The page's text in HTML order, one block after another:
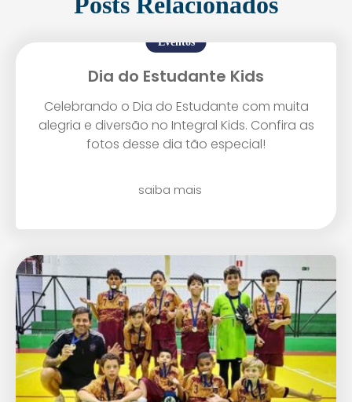
Eventos
Dia do Estudante Kids
Celebrando o Dia do Estudante com muita
alegria e diversão no Integral Kids. Confira as
fotos desse dia tão especial!
saiba mais
Agende uma visita
Enviei um E-mail